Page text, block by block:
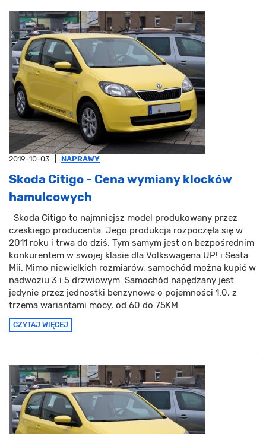
2019-10-03 NAPRAWY
Skoda Citigo - Cena wymiany klocków
hamulcowych
Skoda Citigo to najmniejsz model produkowany przez
czeskiego producenta. Jego produkcja rozpoczęła się w
2011 roku i trwa do dziś. Tym samym jest on bezpośrednim
konkurentem w swojej klasie dla Volkswagena UP! i Seata
Mii. Mimo niewielkich rozmiarów, samochód można kupić w
nadwoziu 3 i 5 drzwiowym. Samochód napędzany jest
jedynie przez jednostki benzynowe o pojemności 1.0, z
trzema wariantami mocy, od 60 do 75KM.
CZYTAJ WIĘCEJ